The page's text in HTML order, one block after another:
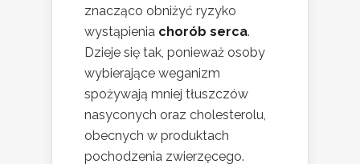
znacząco obniżyć ryzyko
wystąpienia chorób serca.
Dzieje się tak, ponieważ osoby
wybierające weganizm
spożywają mniej tłuszczów
nasyconych oraz cholesterolu,
obecnych w produktach
pochodzenia zwierzęcego.